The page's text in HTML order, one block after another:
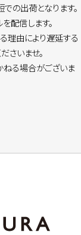
の出荷となります。
配信します。
理由により遅延する
さいませ。
る場合がございま